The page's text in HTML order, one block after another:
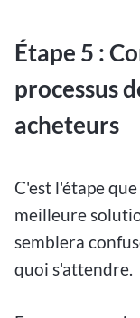
Étape 5 :
processus
acheteurs
C'est l'étape
meilleure
semblera
quoi s'attendre.